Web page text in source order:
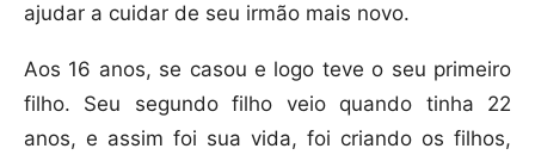
ajudar a cuidar de seu irmão mais novo.
Aos 16 anos, se casou e logo teve o seu primeiro
filho. Seu segundo filho veio quando tinha 22
anos, e assim foi sua vida, foi criando os filhos,